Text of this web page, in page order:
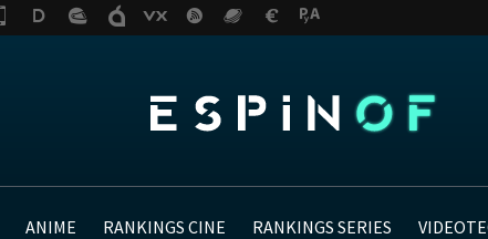
ANIME RANKINGS CINE RANKINGS SERIES